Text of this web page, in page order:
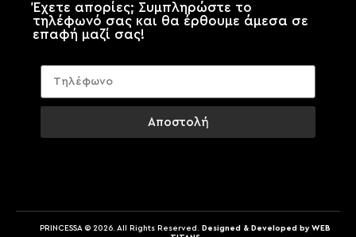
Έχετε απορίες; Συμπληρώστε το
τηλέφωνό σας και θα έρθουμε άμεσα σε
επαφή μαζί σας!
Αποστολή
PRINCESSA © 2026. All Rights Reserved. Designed & Developed by WEB